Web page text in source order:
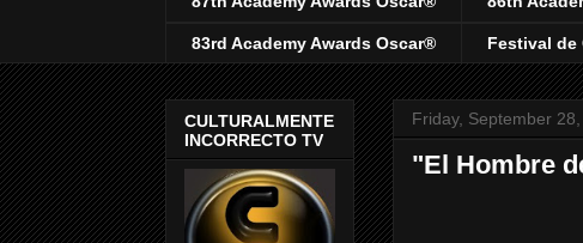
83rd Academy Awards Oscar® Festival de
Friday, September
"El Hombre
CULTURALMENTE
INCORRECTO TV